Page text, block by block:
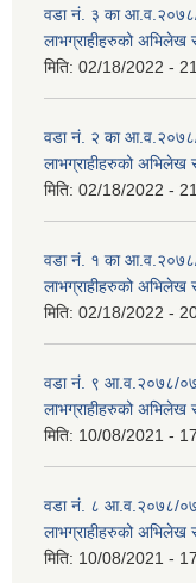
वडा नं. ३ का आ.व.२०७८/
लाभग्राहीहरुको अभिलेख
मिति: 02/18/2022 -
वडा नं. २ का आ.व.२०७८/
लाभग्राहीहरुको अभिलेख
मिति: 02/18/2022 -
वडा नं. १ का आ.व.२०७८/
लाभग्राहीहरुको अभिलेख
मिति: 02/18/2022 -
वडा नं. ९ आ.व.२०७८/०७९
लाभग्राहीहरुको अभिलेख
मिति: 10/08/2021 -
वडा नं. ८ आ.व.२०७८/०७९
लाभग्राहीहरुको अभिलेख
मिति: 10/08/2021 -